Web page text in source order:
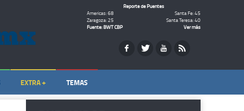
Reporte de Puentes
Americas: 68
Santa Fe: 45
Zaragoza: 25
Santa Teresa: 40
Fuente: BWT CBP
Ver más
EXTRA + TEMAS